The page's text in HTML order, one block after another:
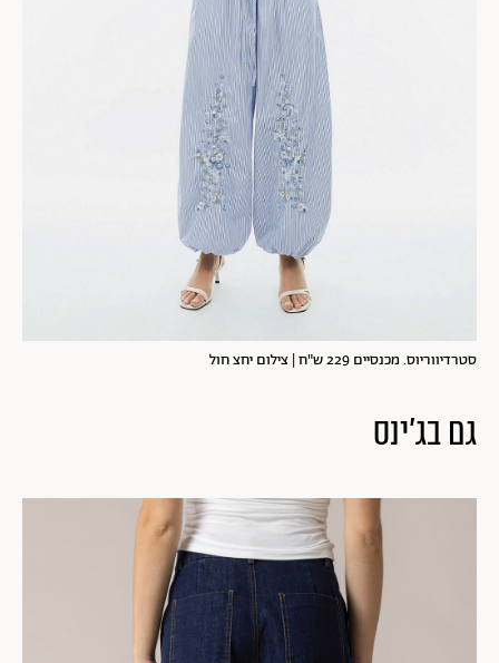
סטרדיווריוס. מכנסיים 229 ש"ח | צילום יחצ חול
גם בג'ינס